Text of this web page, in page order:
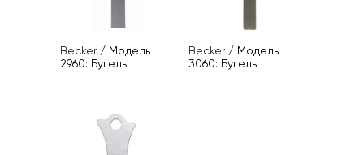
Becker/ Модель
2960: Бугель
Becker/ Модель
3060: Бугель